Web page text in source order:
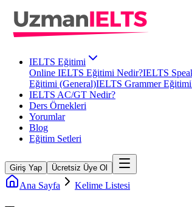
IELTS Eğitimi
Online IELTS Eğitimi Nedir?IELTS
Eğitimi (General)IELTS Grammer Eğitimi
IELTS AC/GT Nedir?
Ders Örnekleri
Yorumlar
Blog
Eğitim Setleri
Giriş Yap Ücretsiz Üye Ol
Ana Sayfa Kelime Listesi